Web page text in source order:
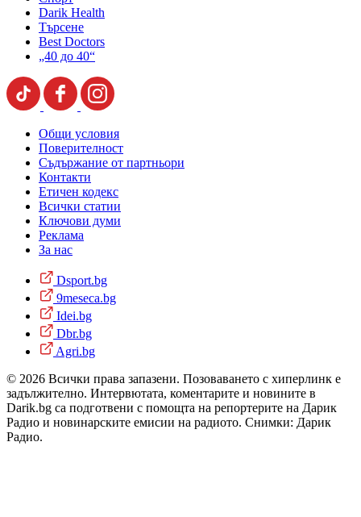
Darik Health
Търсене
Best Doctors
„40 до 40“
Общи условия
Поверителност
Съдържание от партньори
Контакти
Етичен кодекс
Всички статии
Ключови думи
Реклама
За нас
Dsport.bg
9meseca.bg
Idei.bg
Dbr.bg
Agri.bg
© 2026 Всички права запазени. Позоваването с хиперлинк е
задължително. Интервютата, коментарите и новините в
Darik.bg са подготвени с помощта на репортерите на Дарик
Радио и новинарските емисии на радиото. Снимки: Дарик
Радио.